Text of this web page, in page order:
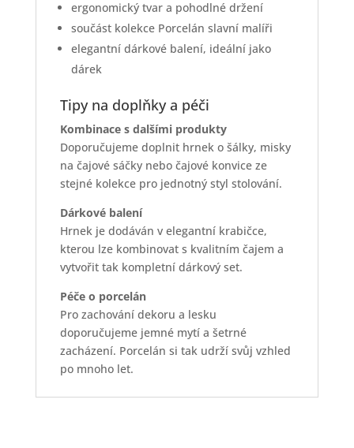
ergonomický tvar a pohodlné držení
součást kolekce Porcelán slavní malíři
elegantní dárkové balení, ideální jako
dárek
Tipy na doplňky a péči
Kombinace s dalšími produkty
Doporučujeme doplnit hrnek o šálky, misky
na čajové sáčky nebo čajové konvice ze
stejné kolekce pro jednotný styl stolování.
Dárkové balení
Hrnek je dodáván v elegantní krabičce,
kterou lze kombinovat s kvalitním čajem a
vytvořit tak kompletní dárkový set.
Péče o porcelán
Pro zachování dekoru a lesku
doporučujeme jemné mytí a šetrné
zacházení. Porcelán si tak udrží svůj vzhled
po mnoho let.